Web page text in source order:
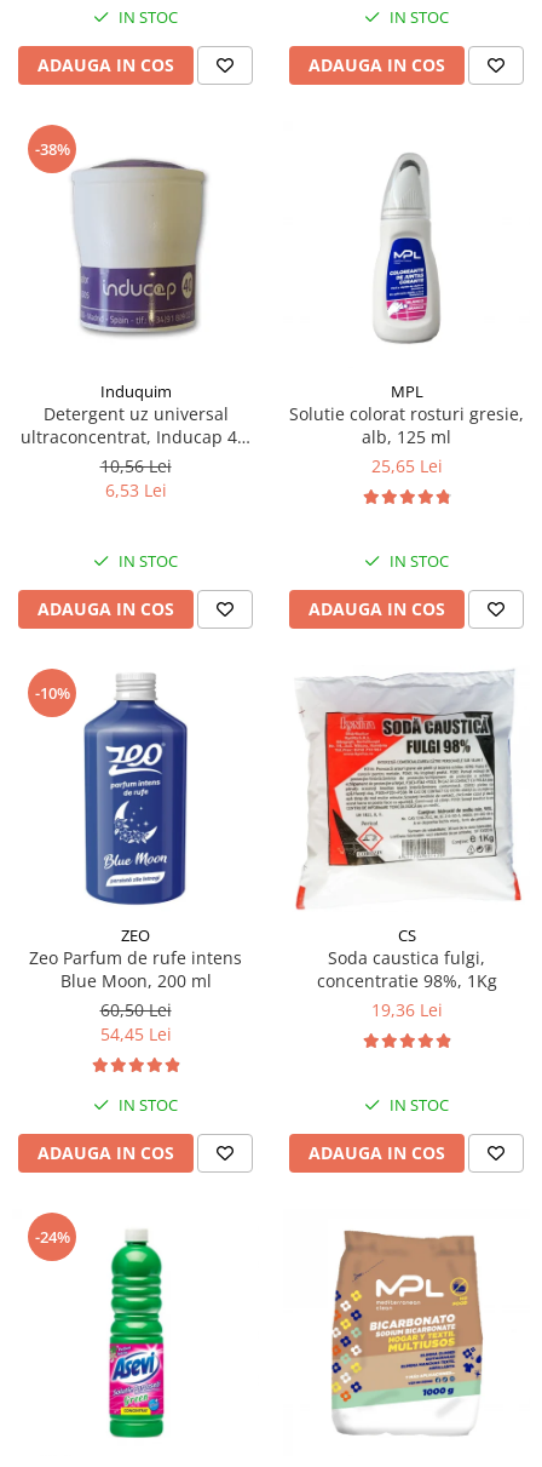
IN STOC
ADAUGA IN COS
IN STOC
ADAUGA IN COS
-38%
Induquim
Detergent uz universal
ultraconcentrat, Inducap 40,
22 ml
10,56 Lei
6,53 Lei
IN STOC
ADAUGA IN COS
MPL
Solutie colorat rosturi gresie,
alb, 125 ml
25,65 Lei
IN STOC
ADAUGA IN COS
-10%
ZEO
Zeo Parfum de rufe intens
Blue Moon, 200 ml
60,50 Lei
54,45 Lei
IN STOC
ADAUGA IN COS
CS
Soda caustica fulgi,
concentratie 98%, 1Kg
19,36 Lei
IN STOC
ADAUGA IN COS
-24%